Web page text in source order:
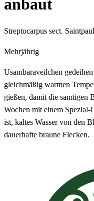
anbaut
Streptocarpus sect.
Mehrjährig
Usambaraveilchen
gleichmäßig warmen
gießen, damit die samtigen
Wochen mit einem
ist, kaltes Wasser von den
dauerhafte braune Flecken.